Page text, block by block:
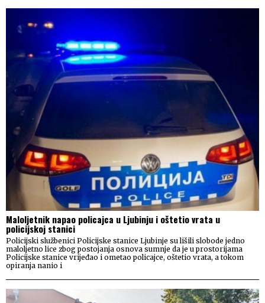
Maloljetnik napao policajca u Ljubinju i oštetio vrata u
policijskoj stanici
Policijski službenici Policijske stanice Ljubinje su lišili slobode jedno
maloljetno lice zbog postojanja osnova sumnje da je u prostorijama
Policijske stanice vrijeđao i ometao policajce, oštetio vrata, a tokom
opiranja nanio i